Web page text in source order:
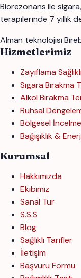
Biorezonans ile sigara,
terapilerinde 7 yıllık
Alman teknolojisi
Hizmetlerimiz
Zayıflama
Sigara Bırakma
Alkol Bırakma
Ruhsal
Bölgesel İncelme
Bağışıklık &
Kurumsal
Hakkımızda
Ekibimiz
Sanal Tur
S.S.S
Blog
Sağlıklı Tarifler
İletişim
Başvuru Formu